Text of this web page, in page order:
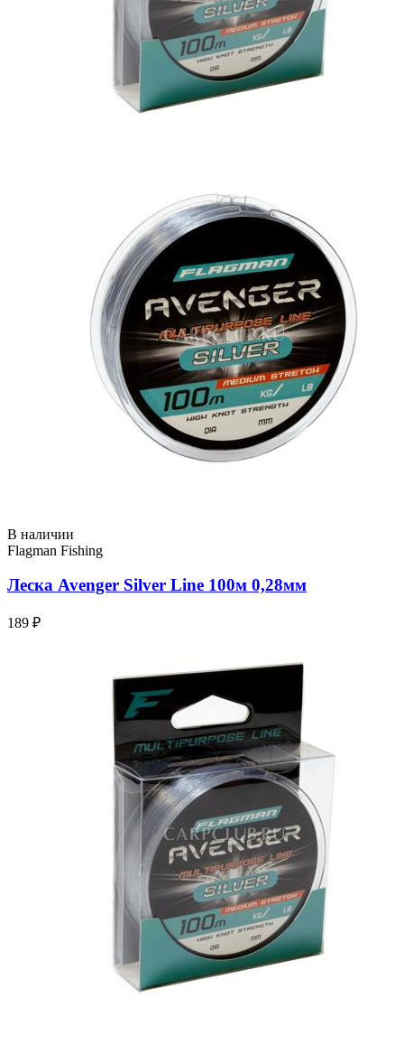
В наличии
Flagman Fishing
Леска Avenger Silver Line 100м 0,28мм
189 ₽